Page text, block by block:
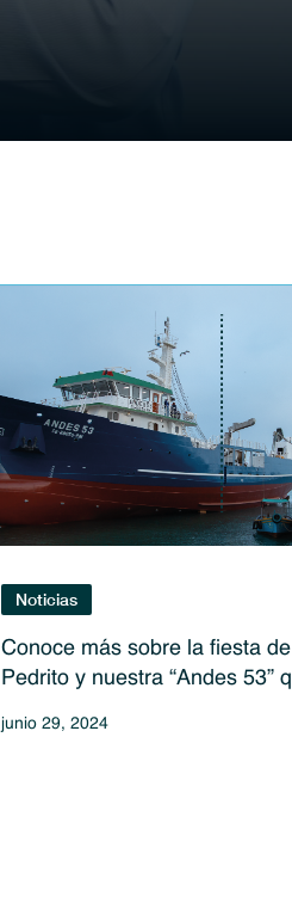
Noticias
Conoce más sobre la fiesta
Pedrito y nuestra “Andes 53”
junio 29, 2024